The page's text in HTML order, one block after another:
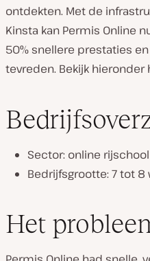
ontdekten. Met de
Kinsta kan Permis Online
50% snellere prestaties
tevreden. Bekijk
Sector: online rijschool
Bedrijfsgrootte: 7 tot
Het